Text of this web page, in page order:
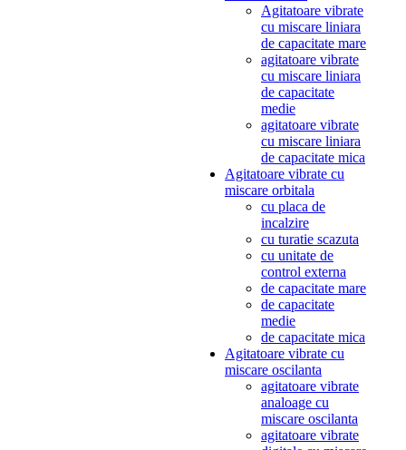
Agitatoare vibrate
cu miscare liniara
de capacitate mare
agitatoare vibrate
cu miscare liniara
de capacitate
medie
agitatoare vibrate
cu miscare liniara
de capacitate mica
Agitatoare vibrate cu
miscare orbitala
cu placa de
incalzire
cu turatie scazuta
cu unitate de
control externa
de capacitate mare
de capacitate
medie
de capacitate mica
Agitatoare vibrate cu
miscare oscilanta
agitatoare vibrate
analoage cu
miscare oscilanta
agitatoare vibrate